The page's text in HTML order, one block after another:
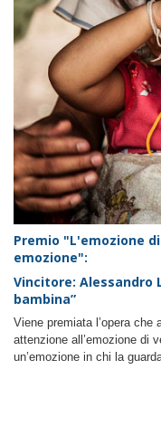
Premio "L'emozione
emozione":
Vincitore: Alessandro
bambina”
Viene premiata l’opera che
attenzione all’emozione di
un’emozione in chi la